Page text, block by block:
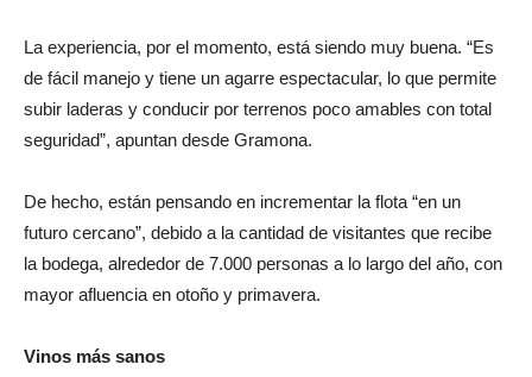
La experiencia, por el momento, está siendo muy buena. “Es
de fácil manejo y tiene un agarre espectacular, lo que permite
subir laderas y conducir por terrenos poco amables con total
seguridad”, apuntan desde Gramona.
De hecho, están pensando en incrementar la flota “en un
futuro cercano”, debido a la cantidad de visitantes que recibe
la bodega, alrededor de 7.000 personas a lo largo del año, con
mayor afluencia en otoño y primavera.
Vinos más sanos